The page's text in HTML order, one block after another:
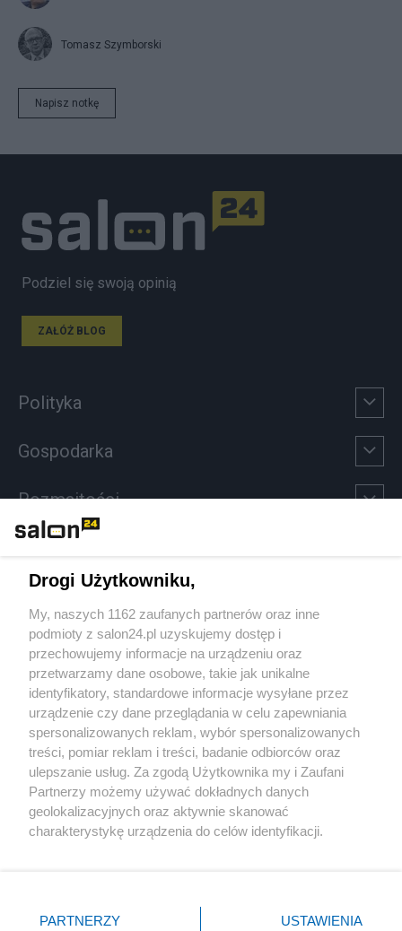
Tomasz Szymborski
Napisz notkę
Podziel się swoją opinią
ZAŁÓŻ BLOG
Polityka
Gospodarka
Rozmaitości
Sport
Społeczeństwo
Kultura
X Facebook Instagram Youtube
Drogi Użytkowniku,
My, naszych 1162 zaufanych partnerów oraz inne
podmioty z salon24.pl uzyskujemy dostęp i
przechowujemy informacje na urządzeniu oraz
przetwarzamy dane osobowe, takie jak unikalne
identyfikatory, standardowe informacje wysyłane przez
urządzenie czy dane przeglądania w celu zapewniania
spersonalizowanych reklam, wybór spersonalizowanych
treści, pomiar reklam i treści, badanie odbiorców oraz
ulepszanie usług. Za zgodą Użytkownika my i Zaufani
Partnerzy możemy używać dokładnych danych
geolokalizacyjnych oraz aktywnie skanować
charakterystykę urządzenia do celów identyfikacji.
zmienić/wycofać klikając przycisk ustawień prywatności
PARTNERZY USTAWIENIA